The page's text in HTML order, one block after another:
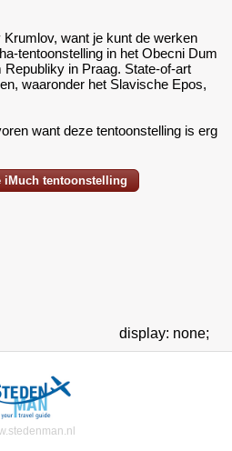
want je kunt de werken
tentoonstelling in het Obecni Dum
in Praag. State-of-art
waaronder het Slavische Epos,
want deze tentoonstelling is erg
iMuch tentoonstelling
display: none;